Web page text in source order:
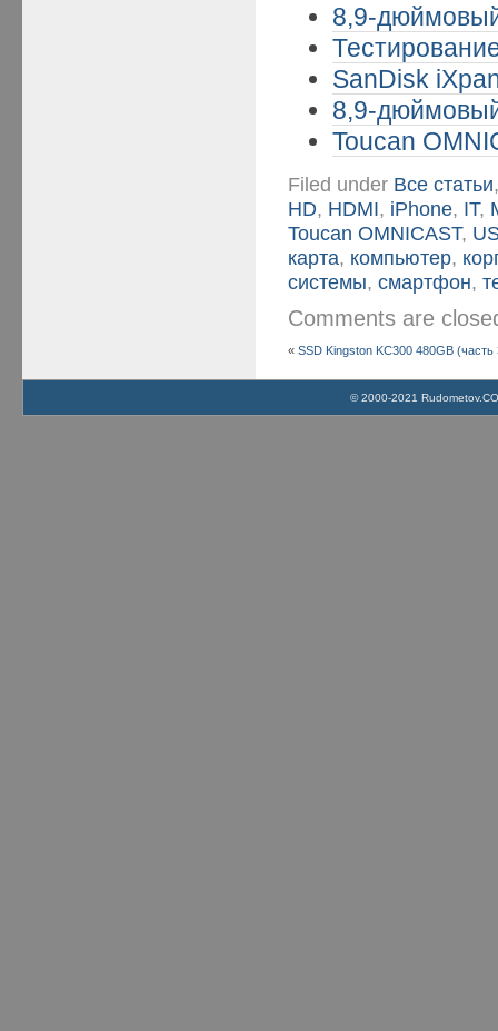
8,9-
SanDisk
8,9-
Toucan
Filed under Все статьи
HD, HDMI, iPhone, IT,
Toucan OMNICAST,
карта, компьютер,
системы,смартфон,
Comments are
«SSD Kingston KC300 480GB (часть
© 2000-2021